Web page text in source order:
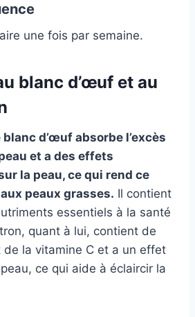
une fois par semaine.
blanc d’œuf et au
d’œuf absorbe l’excès
et a des effets
la peau, ce qui rend ce
peaux grasses. Il contient
essentiels à la santé
quant à lui, contient de
de la vitamine C et a un effet
ce qui aide à éclaircir la